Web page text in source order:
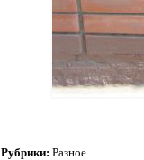
Рубрики: Разное